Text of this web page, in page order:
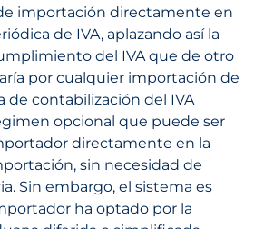
importación directamente en
de IVA, aplazando así la
del IVA que de otro
por cualquier importación de
de contabilización del IVA
opcional que puede ser
directamente en la
sin necesidad de
Sin embargo, el sistema es
ha optado por la